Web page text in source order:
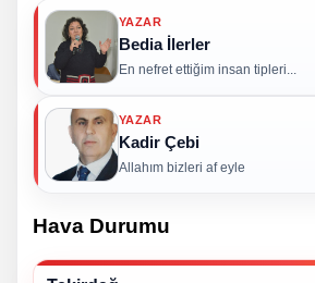
YAZAR
Bedia İlerler
En nefret ettiğim insan tipleri...
YAZAR
Kadir Çebi
Allahım bizleri af eyle
Hava Durumu